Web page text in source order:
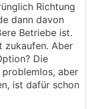
Richtung
dann davon
Betriebe ist.
zukaufen. Aber
Die
aber
ist dafür schon